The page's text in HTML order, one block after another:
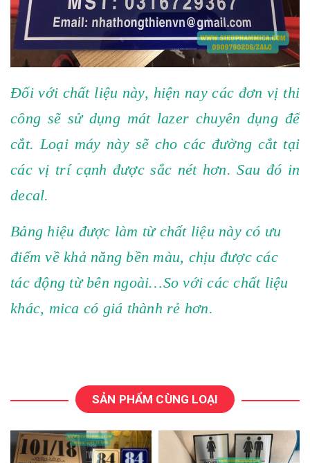
Đối với chất liệu này, hiện nay các đơn vị thi
công sẽ sử dụng mát lazer chuyên dụng để
cắt. Loại máy này sẽ cho các đường cắt tại
các vị trí cạnh được sắc nét hơn. Sau đó in
decal.
Bảng hiệu được làm từ chất liệu này có ưu
điểm về khả năng bền màu, chịu được các
tác động từ bên ngoài…So với các chất liệu
khác, mica có giá thành rẻ hơn.
SẢN PHẨM CÙNG LOẠI